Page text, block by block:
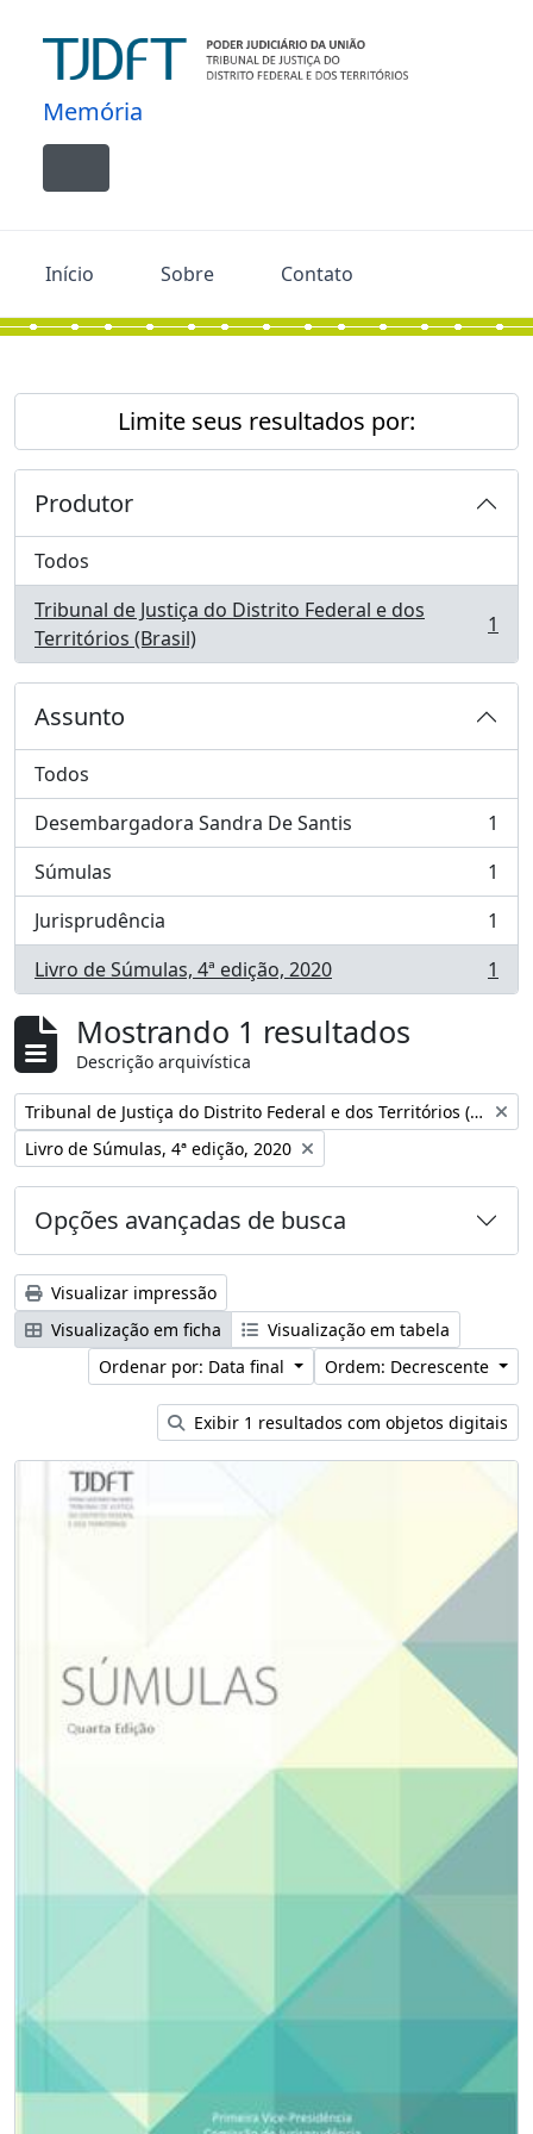
Memória
Toggle navigation
Início Sobre Contato
Limite seus resultados por:
Produtor
Todos
Tribunal de Justiça do Distrito Federal e dos
Territórios (Brasil)
, 1 resultados 1
Assunto
Todos
Desembargadora Sandra De Santis
, 1 resultados
1
Súmulas
, 1 resultados
1
Jurisprudência
, 1 resultados
1
Livro de Súmulas, 4ª edição, 2020
, 1 resultados 1
Mostrando 1 resultados
Descrição arquivística
Remover filtro:
Tribunal de Justiça do Distrito Federal e dos Territórios (Brasil)
Remover filtro:
Livro de Súmulas, 4ª edição, 2020
Opções avançadas de busca
Visualizar impressão
Visualização em ficha
Visualização em tabela
Ordenar por: Data final
Ordem: Decrescente
Exibir 1 resultados com objetos digitais